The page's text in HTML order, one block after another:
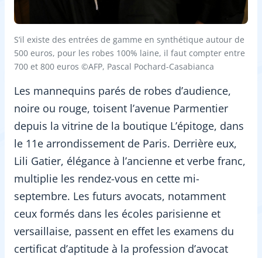
S’il existe des entrées de gamme en synthétique autour de
500 euros, pour les robes 100% laine, il faut compter entre
700 et 800 euros ©AFP, Pascal Pochard-Casabianca
Les mannequins parés de robes d’audience,
noire ou rouge, toisent l’avenue Parmentier
depuis la vitrine de la boutique L’épitoge, dans
le 11e arrondissement de Paris. Derrière eux,
Lili Gatier, élégance à l’ancienne et verbe franc,
multiplie les rendez-vous en cette mi-
septembre. Les futurs avocats, notamment
ceux formés dans les écoles parisienne et
versaillaise, passent en effet les examens du
certificat d’aptitude à la profession d’avocat